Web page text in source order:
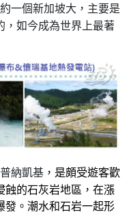
一個新加坡大，主要是
，如今成為世界上最著
普納凱基 ，是頗受遊客歡
蝕的石灰岩地區，在漲
發。潮水和石岩一起形